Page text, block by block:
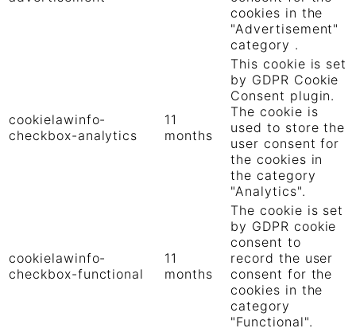
cookies in the
"Advertisement"
category .
cookielawinfo-
checkbox-analytics
11
months
This cookie is set
by GDPR Cookie
Consent plugin.
The cookie is
used to store the
user consent for
the cookies in
the category
"Analytics".
cookielawinfo-
checkbox-functional
11
months
The cookie is set
by GDPR cookie
consent to
record the user
consent for the
cookies in the
category
"Functional".